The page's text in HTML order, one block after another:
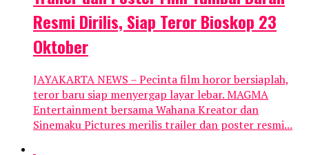
Resmi Dirilis, Siap Teror Bioskop 23
Oktober
JAYAKARTA NEWS – Pecinta film horor bersiaplah,
teror baru siap menyergap layar lebar. MAGMA
Entertainment bersama Wahana Kreator dan
Sinemaku Pictures merilis trailer dan poster resmi...